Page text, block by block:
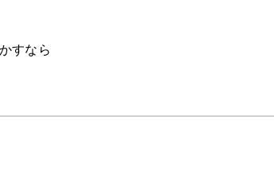
すなら